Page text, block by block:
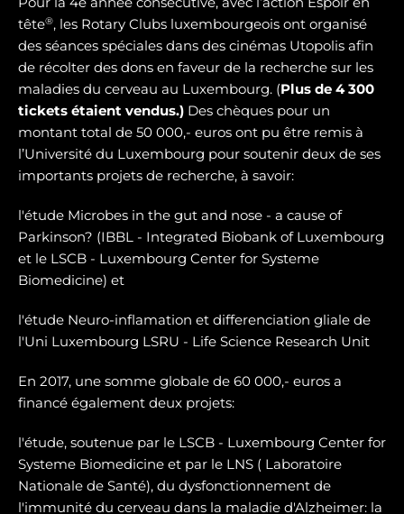
tête®, les Rotary Clubs luxembourgeois ont organisé
des séances spéciales dans des cinémas Utopolis afin
de récolter des dons en faveur de la recherche sur les
maladies du cerveau au Luxembourg. (Plus de 4 300
tickets étaient vendus.) Des chèques pour un
montant total de 50 000,- euros ont pu être remis à
l’Université du Luxembourg pour soutenir deux de ses
importants projets de recherche, à savoir:
l'étude Microbes in the gut and nose - a cause of
Parkinson? (IBBL - Integrated Biobank of Luxembourg
et le LSCB - Luxembourg Center for Systeme
Biomedicine) et
l'étude Neuro-inflamation et differenciation gliale de
l'Uni Luxembourg LSRU - Life Science Research Unit
En 2017, une somme globale de 60 000,- euros a
financé également deux projets:
l'étude, soutenue par le LSCB - Luxembourg Center for
Systeme Biomedicine et par le LNS ( Laboratoire
Nationale de Santé), du dysfonctionnement de
l'immunité du cerveau dans la maladie d'Alzheimer: la